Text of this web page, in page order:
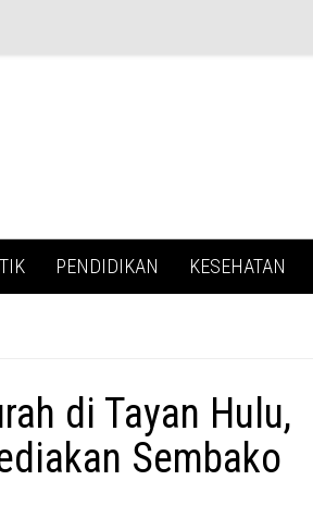
PENDIDIKAN KESEHATAN
di Tayan Hulu,
Sembako